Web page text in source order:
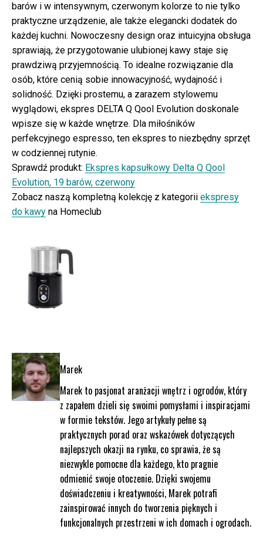
barów i w intensywnym, czerwonym kolorze to nie tylko
praktyczne urządzenie, ale także elegancki dodatek do
każdej kuchni. Nowoczesny design oraz intuicyjna obsługa
sprawiają, że przygotowanie ulubionej kawy staje się
prawdziwą przyjemnością. To idealne rozwiązanie dla
osób, które cenią sobie innowacyjność, wydajność i
solidność. Dzięki prostemu, a zarazem stylowemu
wyglądowi, ekspres DELTA Q Qool Evolution doskonale
wpisze się w każde wnętrze. Dla miłośników
perfekcyjnego espresso, ten ekspres to niezbędny sprzęt
w codziennej rutynie.
Sprawdź produkt: Ekspres kapsułkowy Delta Q Qool
Evolution, 19 barów, czerwony
Zobacz naszą kompletną kolekcję z kategorii ekspresy
do kawy na Homeclub
Marek
Marek to pasjonat aranżacji wnętrz i ogrodów, który
z zapałem dzieli się swoimi pomysłami i inspiracjami
w formie tekstów. Jego artykuły pełne są
praktycznych porad oraz wskazówek dotyczących
najlepszych okazji na rynku, co sprawia, że są
niezwykle pomocne dla każdego, kto pragnie
odmienić swoje otoczenie. Dzięki swojemu
doświadczeniu i kreatywności, Marek potrafi
zainspirować innych do tworzenia pięknych i
funkcjonalnych przestrzeni w ich domach i ogrodach.